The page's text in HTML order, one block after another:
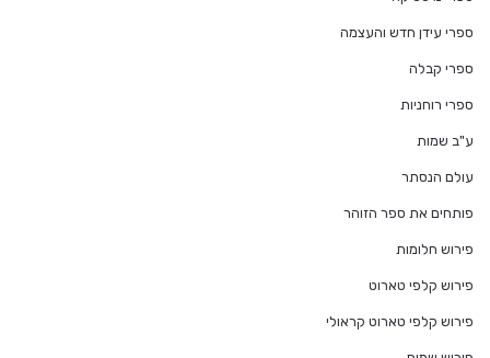
ספרי עידן חדש והעצמה
ספרי קבלה
ספרי רוחניות
ע"ב שמות
עולם הנסתר
פותחים את ספר הזוהר
פירוש חלומות
פירוש קלפי טארוט
פירוש קלפי טארוט קראולי